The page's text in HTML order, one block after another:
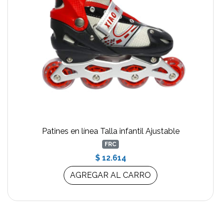
Patines en línea Talla infantil Ajustable
FRC
$ 12.614
AGREGAR AL CARRO